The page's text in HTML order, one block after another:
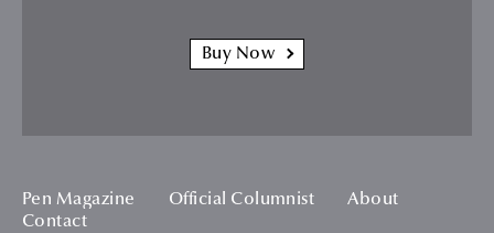
Buy Now
Pen Magazine Official Columnist
About
Contact